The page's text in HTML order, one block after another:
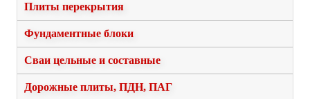
Плиты перекрытия
Фундаментные блоки
Сваи цельные и составные
Дорожные плиты, ПДН, ПАГ